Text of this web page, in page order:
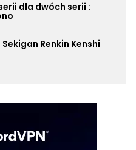
dla dwóch serii :
Renkin Kenshi